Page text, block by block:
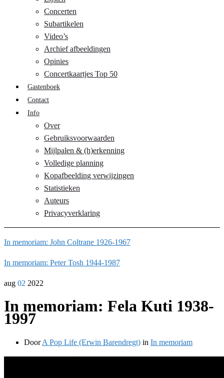
Concerten
Subartikelen
Video’s
Archief afbeeldingen
Opinies
Concertkaartjes Top 50
Gastenboek
Contact
Info
Over
Gebruiksvoorwaarden
Mijlpalen & (h)erkenning
Volledige planning
Kopafbeelding verwijzingen
Statistieken
Auteurs
Privacyverklaring
In memoriam: John Coltrane 1926-1967
In memoriam: Peter Tosh 1944-1987
aug 02 2022
In memoriam: Fela Kuti 1938-
1997
DoorA Pop Life (Erwin Barendregt) in In memoriam